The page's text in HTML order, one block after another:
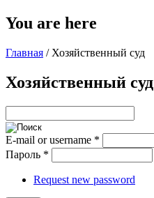
You are here
Главная / Хозяйственный суд
Хозяйственный суд
E-mail or username *
Пароль *
Request new password